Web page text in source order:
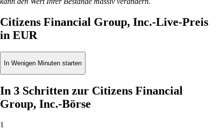
Citizens Financial Group, Inc.-Live-Preis
in EUR
In Wenigen Minuten starten
In 3 Schritten zur Citizens Financial
Group, Inc.-Börse
1